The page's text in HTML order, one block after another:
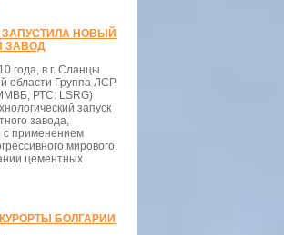
ЗАПУСТИЛА НОВЫЙ
ЗАВОД
года, в г. Сланцы
области Группа ЛСР
РТС: LSRG)
запуск
завода,
с применением
мирового
цементных
БОЛГАРИИ